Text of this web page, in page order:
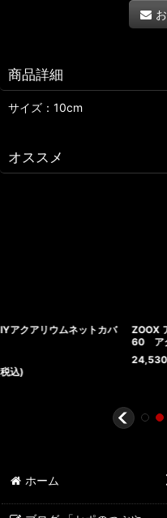
商品詳細
サイズ：10cm
オススメ
ZOOX アクティニックシャイナー
ZX6SA6A]
ホーム